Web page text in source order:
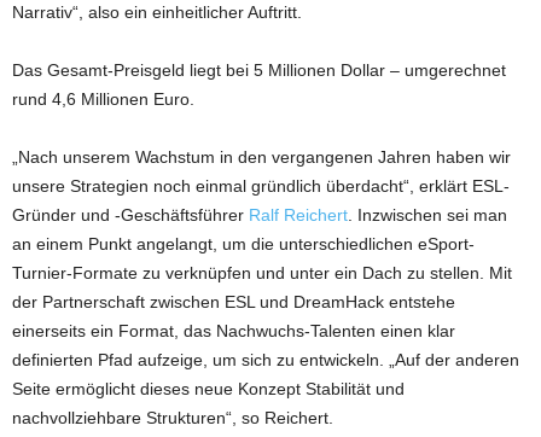
Narrativ“, also ein einheitlicher Auftritt.
Das Gesamt-Preisgeld liegt bei 5 Millionen Dollar – umgerechnet
rund 4,6 Millionen Euro.
„Nach unserem Wachstum in den vergangenen Jahren haben wir
unsere Strategien noch einmal gründlich überdacht“, erklärt ESL-
Gründer und -Geschäftsführer Ralf Reichert . Inzwischen sei man
an einem Punkt angelangt, um die unterschiedlichen eSport-
Turnier-Formate zu verknüpfen und unter ein Dach zu stellen. Mit
der Partnerschaft zwischen ESL und DreamHack entstehe
einerseits ein Format, das Nachwuchs-Talenten einen klar
definierten Pfad aufzeige, um sich zu entwickeln. „Auf der anderen
Seite ermöglicht dieses neue Konzept Stabilität und
nachvollziehbare Strukturen“, so Reichert.